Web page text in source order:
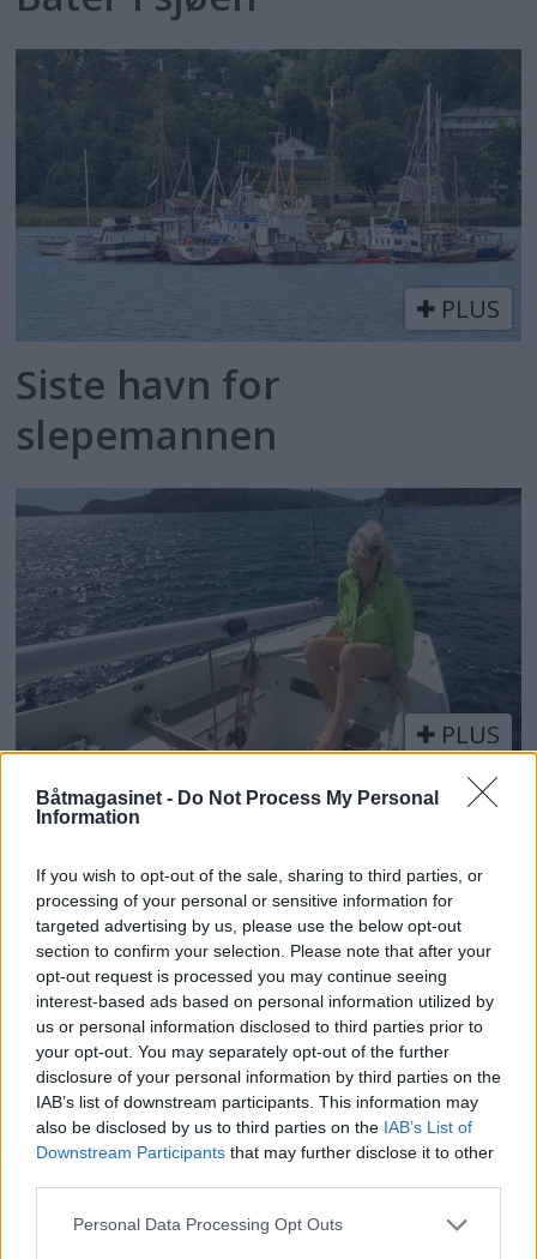
Båtmagasinet - Do Not Process My Personal
Information
If you wish to opt-out of the sale, sharing to third parties, or
processing of your personal or sensitive information for
targeted advertising by us, please use the below opt-out
section to confirm your selection. Please note that after your
opt-out request is processed you may continue seeing
interest-based ads based on personal information utilized by
us or personal information disclosed to third parties prior to
your opt-out. You may separately opt-out of the further
disclosure of your personal information by third parties on the
IAB’s list of downstream participants. This information may
also be disclosed by us to third parties on the IAB’s List of
Downstream Participants that may further disclose it to other
Personal Data Processing Opt Outs
PLUS
Siste havn for
slepemannen
PLUS
Sexolog, jazzmusiker,
rektor og båtfant
PLUS